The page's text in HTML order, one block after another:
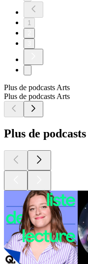
1
Plus de podcasts Arts
Plus de podcasts Arts
Plus de